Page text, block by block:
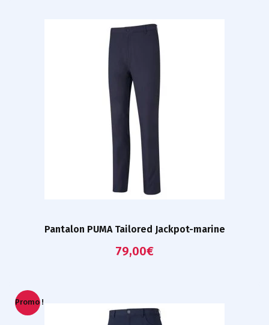
Pantalon PUMA Tailored Jackpot-marine
79,00€
Promo !